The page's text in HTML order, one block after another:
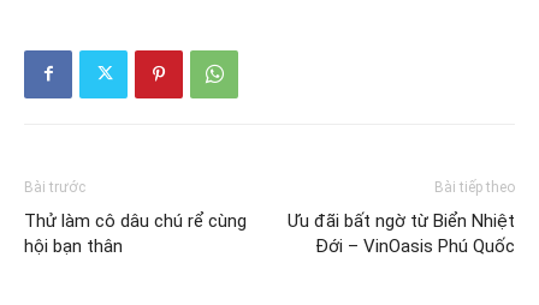
Bài trước
Thử làm cô dâu chú rể cùng
hội bạn thân
Bài tiếp theo
Ưu đãi bất ngờ từ Biển Nhiệt
Đới – VinOasis Phú Quốc